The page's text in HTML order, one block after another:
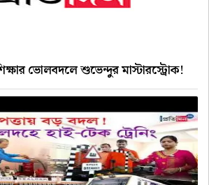
ভোলবদলে শুভেন্দুর মাস্টারস্ট্রোক!